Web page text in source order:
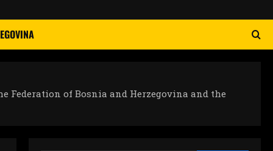
Federation of Bosnia and Herzegovina and the